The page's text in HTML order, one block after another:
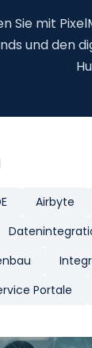
Sie mit
und den
Airbyte
Portale